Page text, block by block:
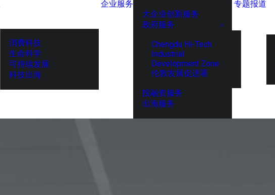
消费科技
生命科学
可持续发展
科技出海
企业服务
大企业创新服务
政府服务
Chengdu Hi-Tech
Industrial
Development Zone
伦敦发展促进署
投融资服务
出海服务
专题报道